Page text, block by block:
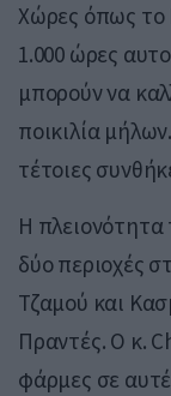
Χώρες όπως το
1.000 ώρες
μπορούν να
ποικιλία
τέτοιες
Η
δύο περιοχές
Τζαμού και
Πραντές. Ο κ.
φάρμες σε